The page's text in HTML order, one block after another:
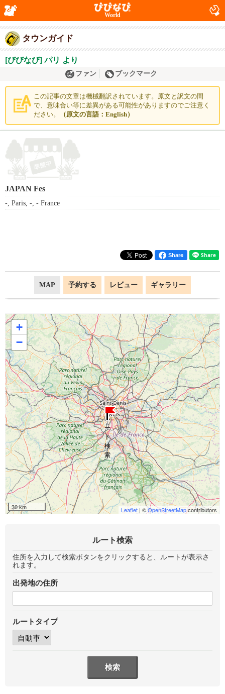
World
タウンガイド
[びびなび] パリ より
ファン ブックマーク
この記事の文章は機械翻訳されています。原文と訳文の間
で、意味合い等に差異がある可能性がありますのでご注意く
ださい。
（原文の言語：English）
JAPAN Fes
-, Paris, -, - France
Share
MAP 予約する レビュー ギャラリー
+
−
30 km Leaflet | ©OpenStreetMapcontributors
ルート検索
住所を入力して検索ボタンをクリックすると、ルートが表示さ
れます。
出発地の住所
ルートタイプ